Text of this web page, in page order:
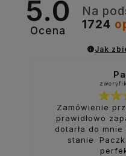
5.0
Ocena
Na
1724
Jak
Zamówienie
prawidłowo
dotarła do
stanie.